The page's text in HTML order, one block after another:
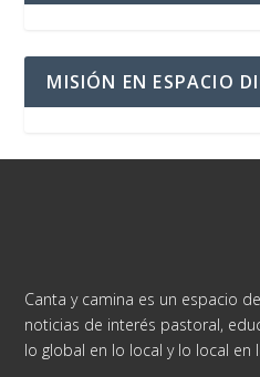
MISIÓN EN ESPACIO
Canta y camina es un espacio
noticias de interés pastoral,
lo global en lo local y lo local en